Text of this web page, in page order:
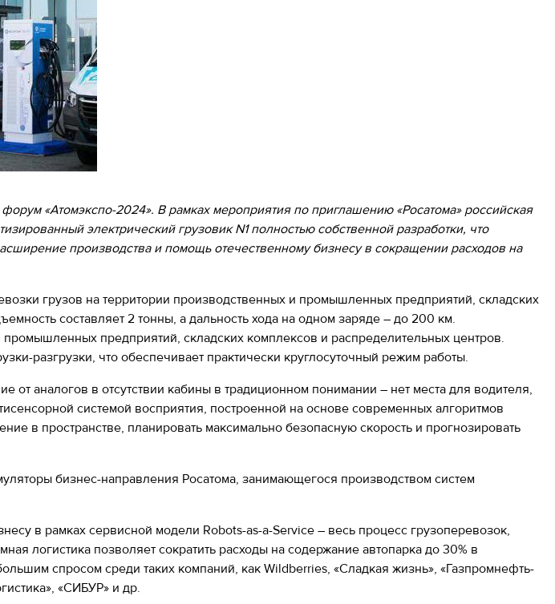
«Атомэкспо-2024». В рамках мероприятия по приглашению «Росатома» российская
электрический грузовик N1 полностью собственной разработки, что
производства и помощь отечественному бизнесу в сокращении расходов на
грузов на территории производственных и промышленных предприятий, складских
составляет 2 тонны, а дальность хода на одном заряде – до 200 км.
предприятий, складских комплексов и распределительных центров.
разгрузки, что обеспечивает практически круглосуточный режим работы.
от аналогов в отсутствии кабины в традиционном понимании – нет места для водителя,
системой восприятия, построенной на основе современных алгоритмов
в пространстве, планировать максимально безопасную скорость и прогнозировать
бизнес-направления Росатома, занимающегося производством систем
в рамках сервисной модели Robots-as-a-Service – весь процесс грузоперевозок,
логистика позволяет сократить расходы на содержание автопарка до 30% в
спросом среди таких компаний, как Wildberries, «Сладкая жизнь», «Газпромнефть-
«СИБУР» и др.